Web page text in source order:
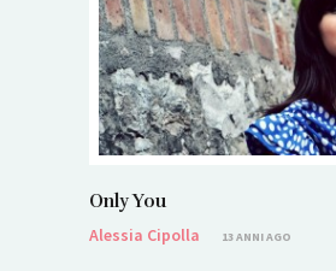
Only You
Alessia Cipolla
13 ANNI AGO